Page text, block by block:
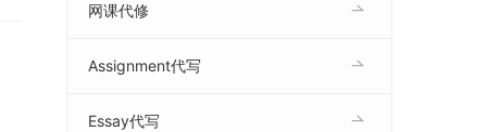
网课代修
Assignment代写
Essay代写